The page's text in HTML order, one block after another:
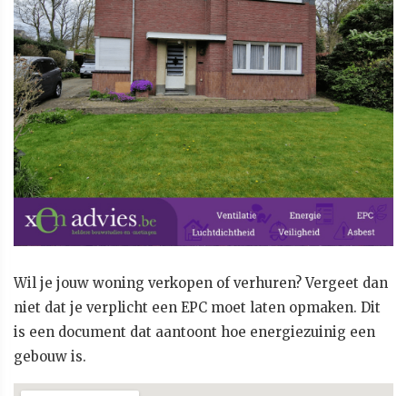
Wil je jouw woning verkopen of verhuren? Vergeet dan
niet dat je verplicht een EPC moet laten opmaken. Dit
is een document dat aantoont hoe energiezuinig een
gebouw is.